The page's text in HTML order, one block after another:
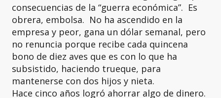
consecuencias de la “guerra económica”. Es
obrera, embolsa. No ha ascendido en la
empresa y peor, gana un dólar semanal, pero
no renuncia porque recibe cada quincena
bono de diez aves que es con lo que ha
subsistido, haciendo trueque, para
mantenerse con dos hijos y nieta.
Hace cinco años logró ahorrar algo de dinero.